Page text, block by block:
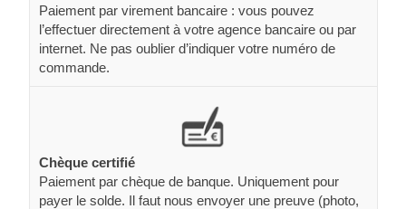
Paiement par virement bancaire : vous pouvez
l’effectuer directement à votre agence bancaire ou par
internet. Ne pas oublier d’indiquer votre numéro de
commande.
Chèque certifié
Paiement par chèque de banque. Uniquement pour
payer le solde. Il faut nous envoyer une preuve (photo,